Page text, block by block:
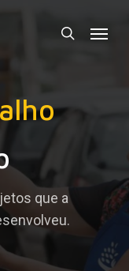
search
que a